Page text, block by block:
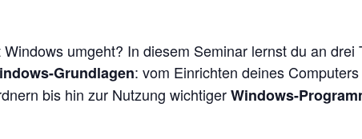
umgeht? In diesem Seminar lernst du an
Grundlagen: vom Einrichten deines
bis hin zur Nutzung wichtigerWindows-